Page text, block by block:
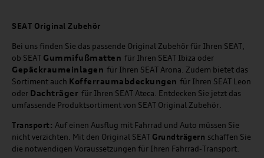
SEAT Original Zubehör
Bei uns finden Sie das passende Original Zubehör für Ihren SEAT,
ob SEAT Gummifußmatten für Ihren SEAT Ibiza oder
Gepäckraumeinlagen für Ihren SEAT Arona. Zudem bietet das
Sortiment auch Kofferraumabdeckungen für Ihren SEAT Leon
oder Dachträger für Ihren SEAT Ateca. Entdecken Sie jetzt das
umfassende Produktsortiment von SEAT Original Zubehör.
Transport: Auf einen Ausflug mit Fahrrad und Auto müssen Sie
nicht verzichten. Mit den Original SEAT Grundträgern schaffen Sie
die notwendigen Voraussetzungen für Ihren Fahrrad-Transport.